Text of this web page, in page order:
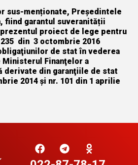
sus-menționate, Președintele
fiind garantul suveranității
proiect de lege pentru
din 3 octombrie 2016
de stat în vederea
Finanţelor a
derivate din garanţiile de stat
2014 şi nr. 101 din 1 aprilie